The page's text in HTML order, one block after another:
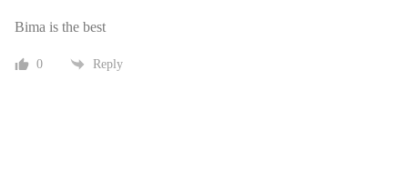
Bima is the best
0 Reply